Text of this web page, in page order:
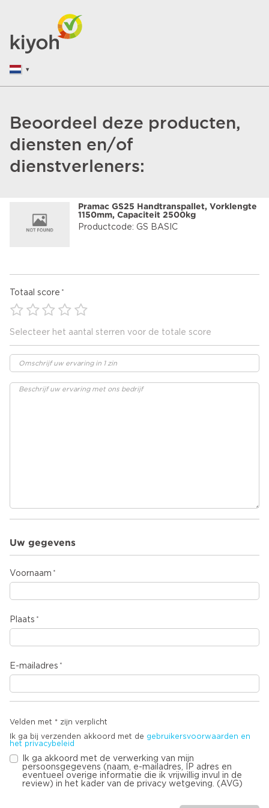
Beoordeel deze producten,
diensten en/of
dienstverleners:
Pramac GS25 Handtranspallet, Vorklengte
1150mm, Capaciteit 2500kg
Productcode: GS BASIC
Totaal score
Selecteer het aantal sterren voor de totale score
Uw gegevens
Voornaam
Plaats
E-mailadres
Velden met * zijn verplicht
Ik ga bij verzenden akkoord met de gebruikersvoorwaarden en
het privacybeleid
Ik ga akkoord met de verwerking van mijn
persoonsgegevens (naam, e-mailadres, IP adres en
eventueel overige informatie die ik vrijwillig invul in de
review) in het kader van de privacy wetgeving. (AVG)